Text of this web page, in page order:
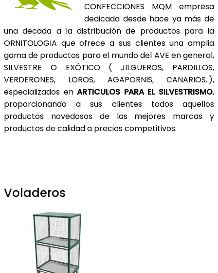
CONFECCIONES MQM empresa
dedicada desde hace ya más de
una decada a la distribución de productos para la
ORNITOLOGIA que ofrece a sus clientes una amplia
gama de productos para el mundo del AVE en general,
SILVESTRE O EXÓTICO ( JILGUEROS, PARDILLOS,
VERDERONES, LOROS, AGAPORNIS, CANARIOS..),
especializados enARTICULOS PARA EL SILVESTRISMO,
proporcionando a sus clientes todos aquellos
productos novedosos de las mejores marcas y
productos de calidad a precios competitivos.
Voladeros